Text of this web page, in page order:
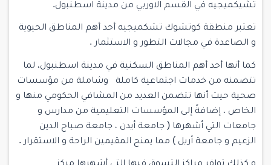
تشيكميجيه في القسم الاوربي من مدينة اسطنبول.
تعتبر منطقة كوتشوك تشكميجيه أحد أهم المناطق الحيوية
و الصاعدة في مجالات التطور و الاستثمار .
كما أنها أحد أهم المناطق السكنية في مدينة اسطنبول، لما
تتضمنه من خدمات اجتماعية كاملة وشاملة من مؤسسات
صحية حيث أنها تتضمن العديد من المشافي الحكومي منها و
الخاص ، إضافةً إلى المؤسسات التعليمية من مدارس و
جامعات التي أشهرها ( جامعة أيدن ، جامعة صباح الدين
الزعيم و جامعة أريل ) مما يمنح المقيمين الراحة و الاستقرار .